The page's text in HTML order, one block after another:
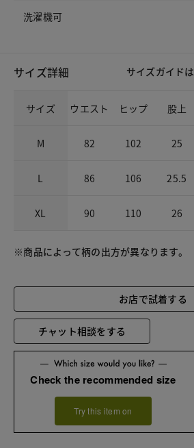
洗濯機可
サイズ詳細 サイズガイドは
サイズ ウエスト ヒップ 股上
M 82 102 25
L 86 106 25.5
XL 90 110 26
※商品によって柄の出方が異なります。
お店で試着する
チャット相談をする
Check the recommended size
Try this item on